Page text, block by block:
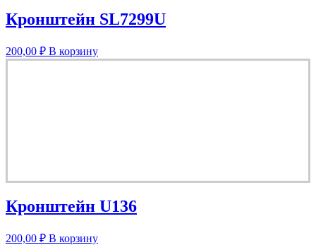
Кронштейн SL7299U
200,00 ₽ В корзину
Кронштейн U136
200,00 ₽ В корзину